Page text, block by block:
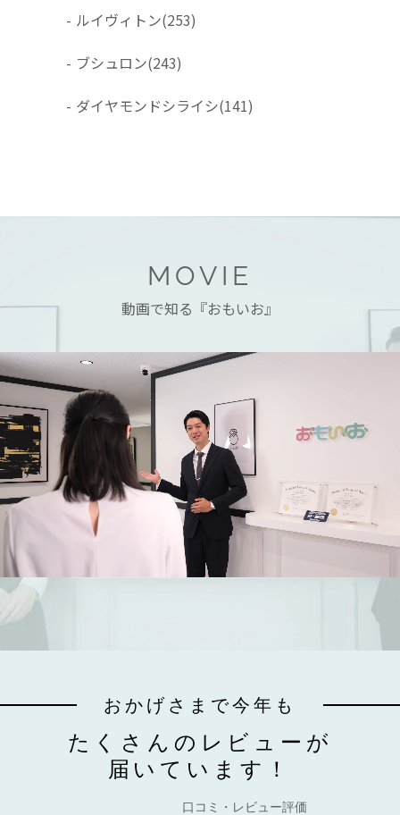
- ルイヴィトン(253)
- ブシュロン(243)
- ダイヤモンドシライシ(141)
MOVIE
動画で知る『おもいお』
おかげさまで今年も
たくさんのレビューが
届いています！
口コミ・レビュー評価